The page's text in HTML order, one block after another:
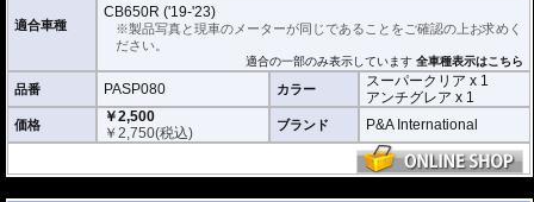
ニングクロス、細かい埃も除去する粘着シート、気泡の混入を防ぎ、きれいに
仕上げるスキージがセットになっています。
またこのフィルムは多少の気泡なら数時間から２日ほどで自然に気泡が消える
優れもの。満足のいく取付が容易になりました。
シリコーン系粘着材を採用し、メーターを痛めることがありません。フィルム
を剥がせば、元通りの状態になります。
適合車種
CB650R ('19-'23)
※製品写真と現車のメーターが同じであることをご確認の上お求めく
ださい。
適合の一部のみ表示しています全車種表示はこちら
品番 PASP080 カラー
スーパークリア x 1
アンチグレア x 1
価格
￥2,500
￥2,750(税込) ブランド P&A International